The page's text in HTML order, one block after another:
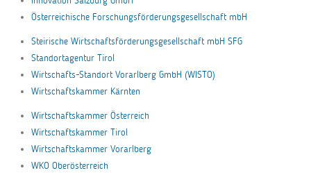
Österreichische Forschungsförderungsgesellschaft mbH
Steirische Wirtschaftsförderungsgesellschaft mbH SFG
Standortagentur Tirol
Wirtschafts-Standort Vorarlberg GmbH (WISTO)
Wirtschaftskammer Kärnten
Wirtschaftskammer Österreich
Wirtschaftskammer Tirol
Wirtschaftskammer Vorarlberg
WKO Oberösterreich